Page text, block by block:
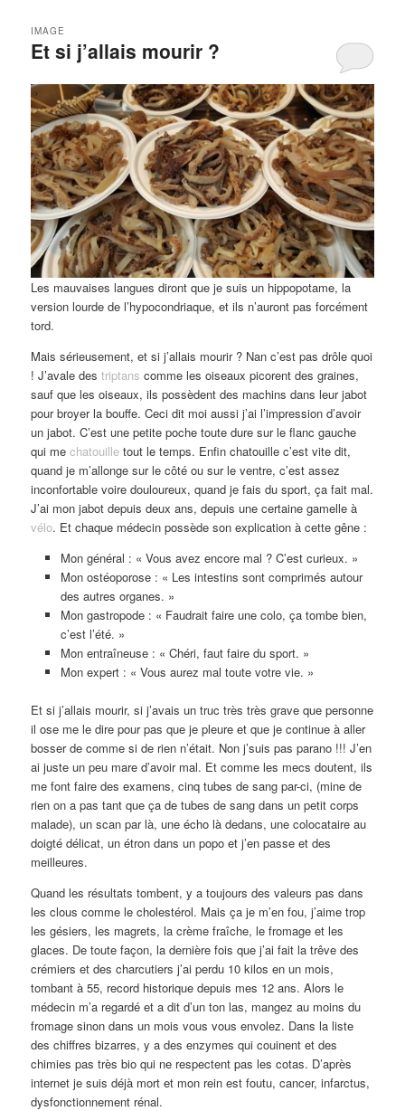
Et si j’allais mourir ?
IMAGE
Les mauvaises langues diront que je suis un hippopotame, la
version lourde de l’hypocondriaque, et ils n’auront pas forcément
tord.
Mais sérieusement, et si j’allais mourir ? Nan c’est pas drôle quoi
! J’avale destriptans comme les oiseaux picorent des graines,
sauf que les oiseaux, ils possèdent des machins dans leur jabot
pour broyer la bouffe. Ceci dit moi aussi j’ai l’impression d’avoir
un jabot. C’est une petite poche toute dure sur le flanc gauche
qui mechatouille tout le temps. Enfin chatouille c’est vite dit,
quand je m’allonge sur le côté ou sur le ventre, c’est assez
inconfortable voire douloureux, quand je fais du sport, ça fait mal.
J’ai mon jabot depuis deux ans, depuis une certaine gamelle à
vélo. Et chaque médecin possède son explication à cette gêne :
Mon général : « Vous avez encore mal ? C’est curieux. »
Mon ostéoporose : « Les intestins sont comprimés autour
des autres organes. »
Mon gastropode : « Faudrait faire une colo, ça tombe bien,
c’est l’été. »
Mon entraîneuse : « Chéri, faut faire du sport. »
Mon expert : « Vous aurez mal toute votre vie. »
Et si j’allais mourir, si j’avais un truc très très grave que personne
il ose me le dire pour pas que je pleure et que je continue à aller
bosser de comme si de rien n’était. Non j’suis pas parano !!! J’en
ai juste un peu mare d’avoir mal. Et comme les mecs doutent, ils
me font faire des examens, cinq tubes de sang par-ci, (mine de
rien on a pas tant que ça de tubes de sang dans un petit corps
malade), un scan par là, une écho là dedans, une colocataire au
doigté délicat, un étron dans un popo et j’en passe et des
meilleures.
Quand les résultats tombent, y a toujours des valeurs pas dans
les clous comme le cholestérol. Mais ça je m’en fou, j’aime trop
les gésiers, les magrets, la crème fraîche, le fromage et les
glaces. De toute façon, la dernière fois que j’ai fait la trêve des
crémiers et des charcutiers j’ai perdu 10 kilos en un mois,
tombant à 55, record historique depuis mes 12 ans. Alors le
médecin m’a regardé et a dit d’un ton las, mangez au moins du
fromage sinon dans un mois vous vous envolez. Dans la liste
des chiffres bizarres, y a des enzymes qui couinent et des
chimies pas très bio qui ne respectent pas les cotas. D’après
internet je suis déjà mort et mon rein est foutu, cancer, infarctus,
dysfonctionnement rénal.